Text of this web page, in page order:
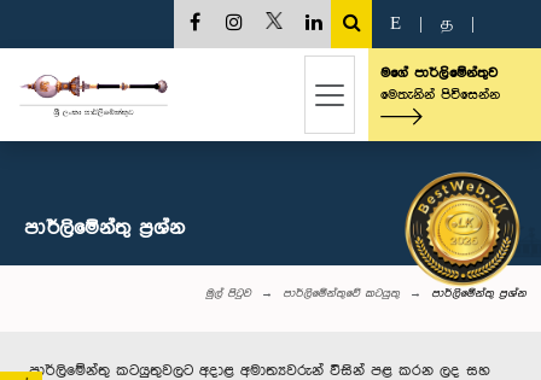
E த
මගේ පාර්ලිමේන්තුව
මෙතැනින් පිවිසෙන්න
පාර්ලි‌මේන්තු‌ ප්‍රශ්න
මුල් පිටුව පාර්ලිමේන්තුවේ කටයුතු පාර්ලි‌මේන්තු‌ ප්‍රශ්න
පාර්ලිමේන්තු කටයුතුවලට අදාළ අමාත්‍යවරුන් විසින් පළ කරන ලද සහ